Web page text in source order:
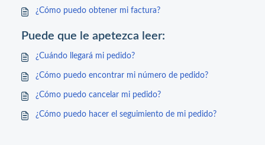
¿Cómo puedo obtener mi factura?
Puede que le apetezca leer:
¿Cuándo llegará mi pedido?
¿Cómo puedo encontrar mi número de pedido?
¿Cómo puedo cancelar mi pedido?
¿Cómo puedo hacer el seguimiento de mi pedido?